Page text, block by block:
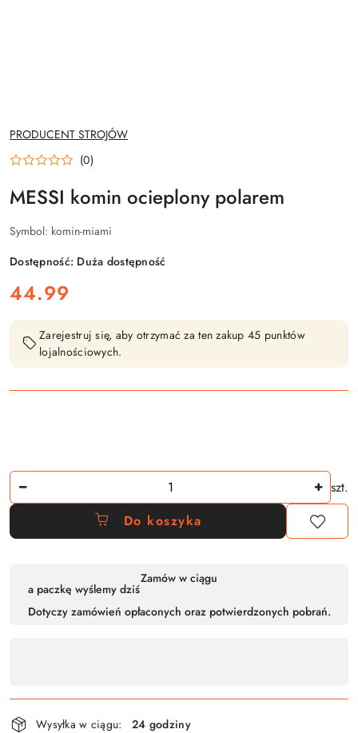
NAZWA
PRODUCENTA:
PRODUCENT STROJÓW
(0)
MESSI komin ocieplony polarem
Symbol: komin-miami
Dostępność: Duża dostępność
cena:
44.99
Zarejestruj się, aby otrzymać za ten zakup 45 punktów
lojalnościowych.
Ilość
szt.
Do koszyka
płatność
Zamów w ciągu
a paczkę wyślemy dziś
Dotyczy zamówień opłaconych oraz potwierdzonych pobrań.
Wysyłka w ciągu:
24 godziny